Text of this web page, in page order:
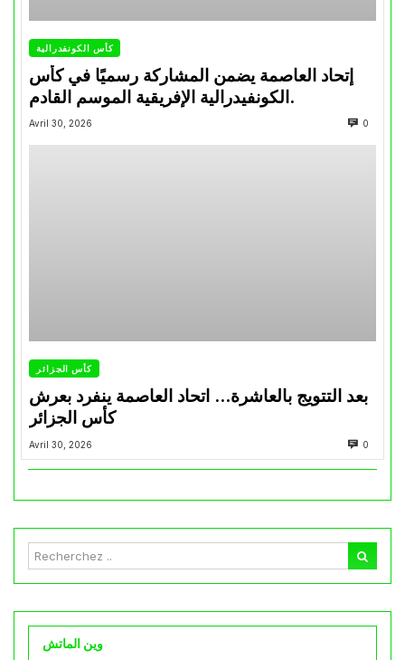
كأس الكونفدرالية
إتحاد العاصمة يضمن المشاركة رسميًا في كأس
الكونفيدرالية الإفريقية الموسم القادم.
Avril 30, 2026 0
كأس الجزائر
بعد التتويج بالعاشرة… اتحاد العاصمة ينفرد بعرش
كأس الجزائر
Avril 30, 2026 0
وين الماتش